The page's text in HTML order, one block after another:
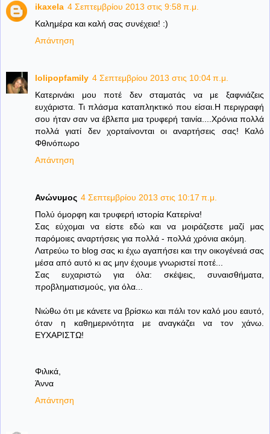
ikaxela 4 Σεπτεμβρίου 2013 στις 9:58 π.μ.
Καλημέρα και καλή σας συνέχεια! :)
Απάντηση
lolipopfamily 4 Σεπτεμβρίου 2013 στις 10:04 π.μ.
Κατερινάκι μου ποτέ δεν σταματάς να με ξαφνιάζεις
ευχάριστα. Τι πλάσμα καταπληκτικό που είσαι.Η περιγραφή
σου ήταν σαν να έβλεπα μια τρυφερή ταινία....Χρόνια πολλά
πολλά γιατί δεν χορταίνονται οι αναρτήσεις σας! Καλό
Φθινόπωρο
Απάντηση
Ανώνυμος 4 Σεπτεμβρίου 2013 στις 10:17 π.μ.
Πολύ όμορφη και τρυφερή ιστορία Κατερίνα!
Σας εύχομαι να είστε εδώ και να μοιράζεστε μαζί μας
παρόμοιες αναρτήσεις για πολλά - πολλά χρόνια ακόμη.
Λατρεύω το blog σας κι έχω αγαπήσει και την οικογένειά σας
μέσα από αυτό κι ας μην έχουμε γνωριστεί ποτέ...
Σας ευχαριστώ για όλα: σκέψεις, συναισθήματα,
προβληματισμούς, για όλα...
Νιώθω ότι με κάνετε να βρίσκω και πάλι τον καλό μου εαυτό,
όταν η καθημερινότητα με αναγκάζει να τον χάνω.
ΕΥΧΑΡΙΣΤΩ!
Φιλικά,
Άννα
Απάντηση